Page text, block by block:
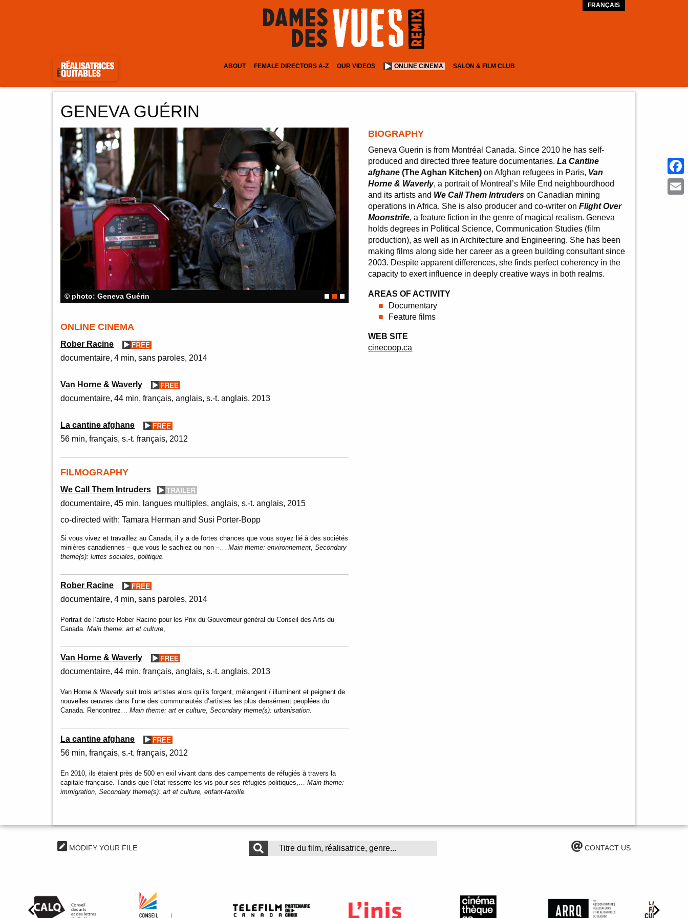
FRANÇAIS
ABOUT FEMALE DIRECTORS A-Z OUR VIDEOS ONLINE CINEMA SALON & FILM CLUB
GENEVA GUÉRIN
© photo: Geneva Guérin
ONLINE CINEMA
Rober Racine
documentaire 4 min sans paroles 2014
Van Horne & Waverly
documentaire 44 min français, anglais, s.-t. anglais 2013
La cantine afghane
56 min français, s.-t. français 2012
FILMOGRAPHY
We Call Them Intruders
documentaire 45 min langues multiples, anglais, s.-t. anglais 2015
co-directed with:Tamara Herman and Susi Porter-Bopp
Si vous vivez et travaillez au Canada, il y a de fortes chances que vous soyez lié à des sociétés
minières canadiennes – que vous le sachiez ou non –…Main theme:environnement,Secondary
theme(s):luttes sociales, politique.
Rober Racine
documentaire 4 min sans paroles 2014
Portrait de l’artiste Rober Racine pour les Prix du Gouverneur général du Conseil des Arts du
Canada.Main theme:art et culture,
Van Horne & Waverly
documentaire 44 min français, anglais, s.-t. anglais 2013
Van Horne & Waverly suit trois artistes alors qu’ils forgent, mélangent / illuminent et peignent de
nouvelles œuvres dans l’une des communautés d’artistes les plus densément peuplées du
Canada. Rencontrez…Main theme:art et culture,Secondary theme(s):urbanisation.
La cantine afghane
56 min français, s.-t. français 2012
En 2010, ils étaient près de 500 en exil vivant dans des campements de réfugiés à travers la
capitale française. Tandis que l’état resserre les vis pour ses réfugiés politiques,…Main theme:
immigration,Secondary theme(s):art et culture, enfant-famille.
BIOGRAPHY
Geneva Guerin is from Montréal Canada. Since 2010 he has self-
produced and directed three feature documentaries.La Cantine
afghane (The Aghan Kitchen) on Afghan refugees in Paris, Van
Horne & Waverly, a portrait of Montreal’s Mile End neighbourdhood
and its artists and We Call Them Intruders on Canadian mining
operations in Africa. She is also producer and co-writer onFlight Over
Moonstrife, a feature fiction in the genre of magical realism. Geneva
holds degrees in Political Science, Communication Studies (film
production), as well as in Architecture and Engineering. She has been
making films along side her career as a green building consultant since
2003. Despite apparent differences, she finds perfect coherency in the
capacity to exert influence in deeply creative ways in both realms.
AREAS OF ACTIVITY
Documentary
Feature films
WEB SITE
cinecoop.ca
MODIFY YOUR FILE CONTACT US